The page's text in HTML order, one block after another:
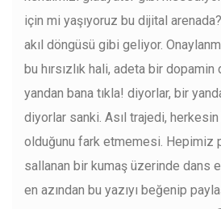
için mi yaşıyoruz bu dijital
akıl döngüsü gibi geliyor.
bu hırsızlık hali, adeta bir
yandan bana tıkla! diyorlar, bir
diyorlar sanki. Asıl trajedi,
olduğunu fark etmemesi. Hepimiz
sallanan bir kumaş üzerinde dans
en azından bu yazıyı beğenip